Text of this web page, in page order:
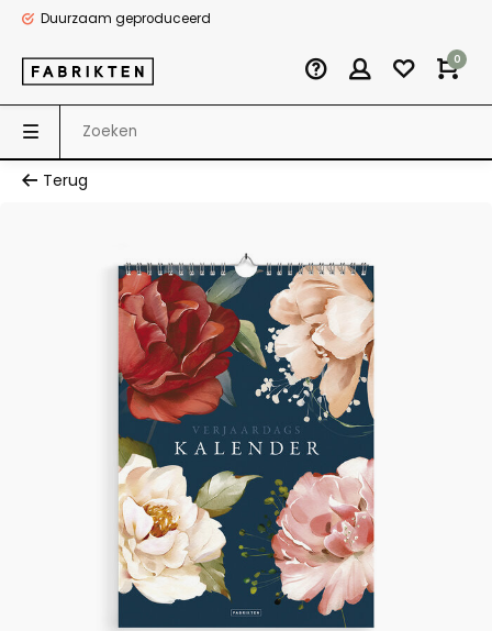
Duurzaam geproduceerd
0
Terug